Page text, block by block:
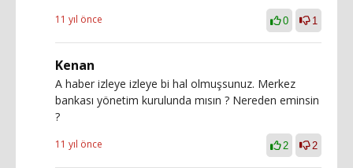
11 yıl önce 0 1
Kenan
A haber izleye izleye bi hal olmuşsunuz. Merkez
bankası yönetim kurulunda mısın ? Nereden eminsin
?
11 yıl önce 2 2